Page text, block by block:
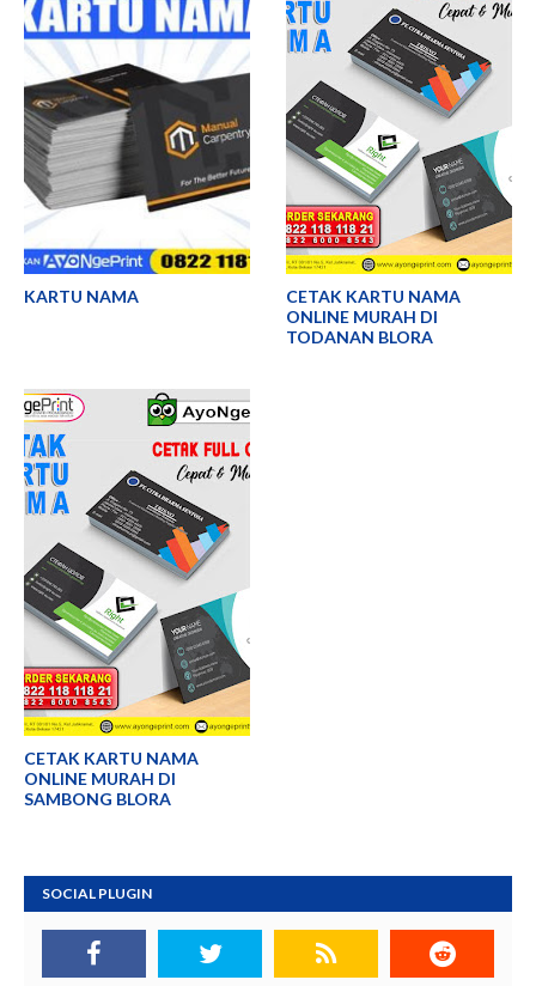
KARTU NAMA
CETAK KARTU NAMA
ONLINE MURAH DI
TODANAN BLORA
CETAK KARTU NAMA
ONLINE MURAH DI
SAMBONG BLORA
SOCIAL PLUGIN